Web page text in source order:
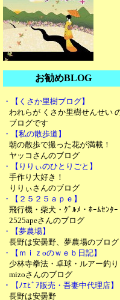
お勧めBLOG
・【くさか里樹ブログ】
われらが くさか里樹せんせい
ブログです
・【私の散歩道】
朝の散歩で撮った花が満載！
ヤッコさんのブログ
・【りりぃのひとりごと】
手作り大好き！
りりぃさんのブログ
・【２５２５ａｐｅ】
飛行機・柴犬・ｸﾞﾙﾒ・ﾎｰﾑｾﾝﾀｰ
2525apeさんのブログ
・【夢農場】
長野は安曇野、夢農場のブログ
・【ｍｉｚoのｗｅｂ日記】
少林寺拳法・卓球・ルアー釣り
mizoさんのブログ
・【ﾉｴﾋﾞｱ販売・吾妻中代理店】
長野は安曇野